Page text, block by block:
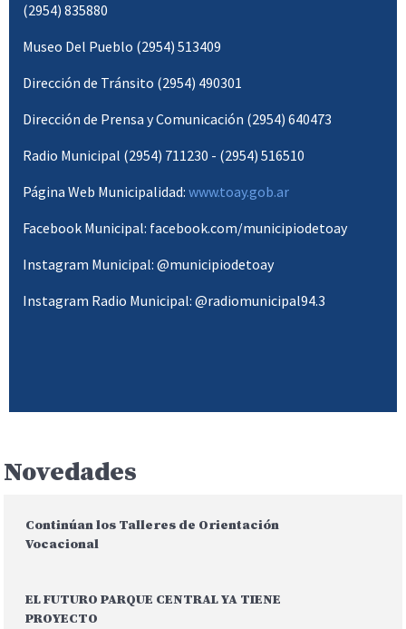
(2954) 835880
Museo Del Pueblo (2954) 513409
Dirección de Tránsito (2954) 490301
Dirección de Prensa y Comunicación (2954) 640473
Radio Municipal (2954) 711230 - (2954) 516510
Página Web Municipalidad: www.toay.gob.ar
Facebook Municipal: facebook.com/municipiodetoay
Instagram Municipal: @municipiodetoay
Instagram Radio Municipal: @radiomunicipal94.3
Novedades
Continúan los Talleres de Orientación
Vocacional
EL FUTURO PARQUE CENTRAL YA TIENE
PROYECTO